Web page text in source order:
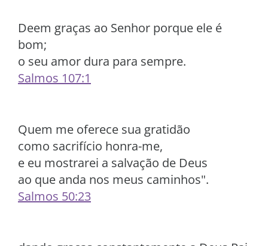
Deem graças ao Senhor porque ele é
bom;
o seu amor dura para sempre.
Salmos 107:1
Quem me oferece sua gratidão
como sacrifício honra-me,
e eu mostrarei a salvação de Deus
ao que anda nos meus caminhos".
Salmos 50:23